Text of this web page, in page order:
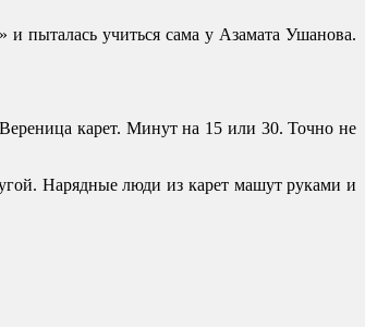
пыталась учиться сама у Азамата Ушанова.
карет. Минут на 15 или 30. Точно не
Нарядные люди из карет машут руками и